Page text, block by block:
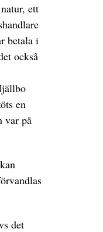
ett
betala i
också
en
var på
det